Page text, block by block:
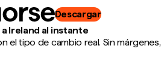
Descargar
Ireland al instante
el tipo de cambio real. Sin márgenes,